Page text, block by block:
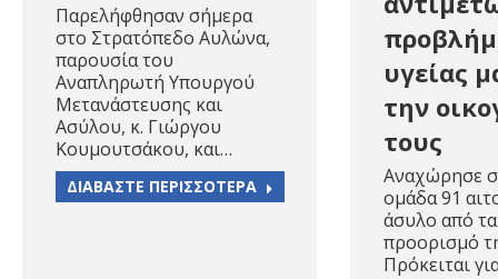
Παρελήφθησαν σήμερα
στο Στρατόπεδο Αυλώνα,
παρουσία του
Αναπληρωτή Υπουργού
Μετανάστευσης και
Ασύλου, κ. Γιώργου
Κουμουτσάκου, και…
ΔΙΑΒΑΣΤΕ ΠΕΡΙΣΣΟΤΕΡΑ
υγείας
την
τους
Αναχώρησε
ομάδα 91
άσυλο από
προορισμό
Πρόκειται